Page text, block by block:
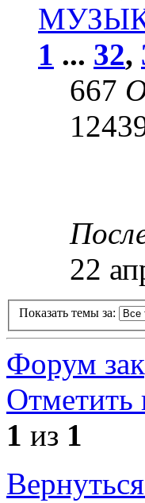
1 ... 32,
667
22
Показать темы за:
Форум
Отметить
1 из 1